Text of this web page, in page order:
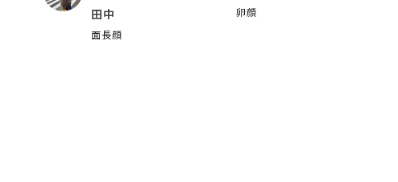
田中
面長顔
卵顔